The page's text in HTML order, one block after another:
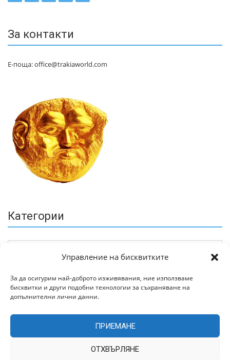
Управление на бисквитките
За да осигурим най-доброто изживявания, ние използваме
бисквитки и други подобни технологии за съхраняване на
допълнителни лични данни.
ПРИЕМАНЕ
ОТХВЪРЛЯНЕ
За контакти
Е-поща: office@trakiaworld.com
Категории
Архив